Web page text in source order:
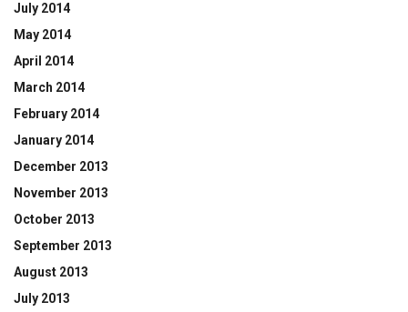
July 2014
May 2014
April 2014
March 2014
February 2014
January 2014
December 2013
November 2013
October 2013
September 2013
August 2013
July 2013